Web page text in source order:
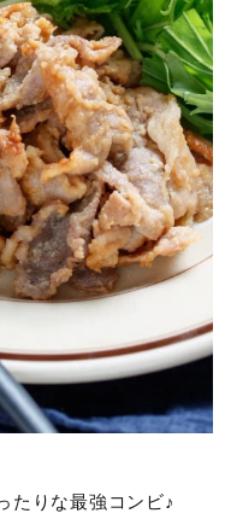
たりな最強コンビ♪